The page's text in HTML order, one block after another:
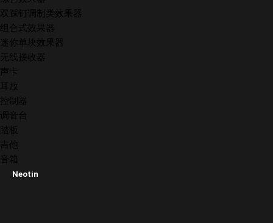
双踩钉调制类效果器
组合式效果器
迷你单块效果器
无线接收器
声卡
耳放
控制器
调音台
踏板
吉他
音箱
Neotin